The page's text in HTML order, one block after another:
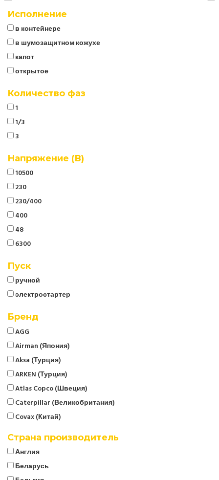
Исполнение
в контейнере
в шумозащитном кожухе
капот
открытое
Количество фаз
1
1/3
3
Напряжение (В)
10500
230
230/400
400
48
6300
Пуск
ручной
электростартер
Бренд
AGG
Airman (Япония)
Aksa (Турция)
ARKEN (Турция)
Atlas Copco (Швеция)
Caterpillar (Великобритания)
Covax (Китай)
Cummins (Великобритания)
Страна производитель
Англия
Беларусь